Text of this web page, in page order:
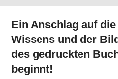
Ein Anschlag auf
Wissens und der
des gedruckten
beginnt!